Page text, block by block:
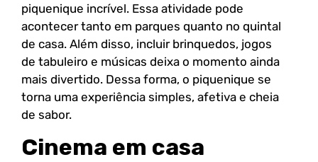
piquenique incrível. Essa atividade pode
acontecer tanto em parques quanto no quintal
de casa. Além disso, incluir brinquedos, jogos
de tabuleiro e músicas deixa o momento ainda
mais divertido. Dessa forma, o piquenique se
torna uma experiência simples, afetiva e cheia
de sabor.
Cinema em casa